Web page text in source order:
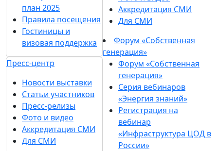
план 2025
Правила посещения
Гостиницы и
визовая поддержка
Пресс-центр
Новости выставки
Статьи участников
Пресс-релизы
Фото и видео
Аккредитация СМИ
Для СМИ
Аккредитация СМИ
Для СМИ
Форум «Собственная
генерация»
Форум «Собственная
генерация»
Серия вебинаров
«Энергия знаний»
Регистрация на
вебинар
«Инфраструктура ЦОД в
России»